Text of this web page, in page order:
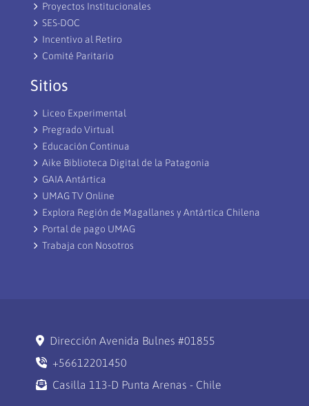
Proyectos Institucionales
SES-DOC
Incentivo al Retiro
Comité Paritario
Sitios
Liceo Experimental
Pregrado Virtual
Educación Continua
Aike Biblioteca Digital de la Patagonia
GAIA Antártica
UMAG TV Online
Explora Región de Magallanes y Antártica Chilena
Portal de pago UMAG
Trabaja con Nosotros
Dirección Avenida Bulnes #01855
+56612201450
Casilla 113-D Punta Arenas - Chile